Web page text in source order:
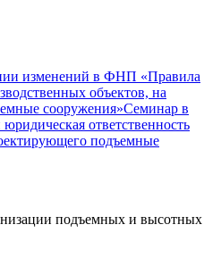
изменений в ФНП «Правила
объектов, на
сооружения»Семинар в
ответственность
подъемные
подъемных и высотных